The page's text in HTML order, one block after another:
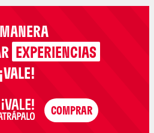
EXPERIENCIAS